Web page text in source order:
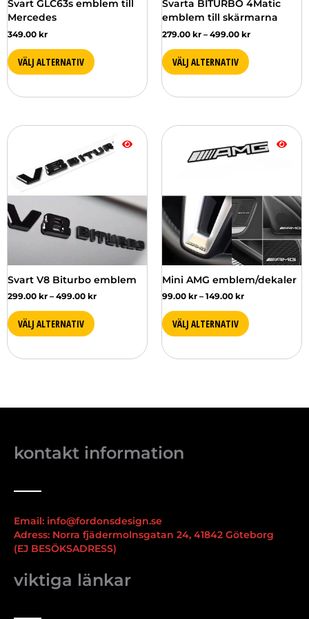
Svart GLC63s emblem till
Mercedes
349.00 kr
VÄLJ ALTERNATIV
Svarta BITURBO 4Matic
emblem till skärmarna
279.00 kr – 499.00 kr
VÄLJ ALTERNATIV
på
produktsidan
Svart V8 Biturbo emblem
299.00 kr – 499.00 kr
Prisintervall:
299.00 kr
till
VÄLJ ALTERNATIV
Den
produkten
har
flera
varianter.
De
olika
alternativen
på
produktsidan
Mini AMG emblem/dekaler
99.00 kr – 149.00 kr
Prisintervall:
99.00 kr
till
VÄLJ ALTERNATIV
Den
produkten
varianter.
De
olika
alternativen
kan
på
produktsidan
kontakt information
Email: info@fordonsdesign.se
Adress: Norra fjädermolnsgatan 24, 41842 Göteborg
(EJ BESÖKSADRESS)
viktiga länkar